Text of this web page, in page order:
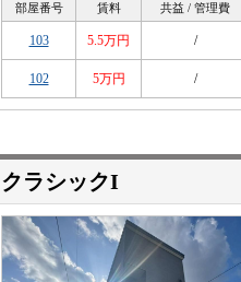
部屋番号 賃料 共益 / 管理費
103 5.5万円 /
102 5万円 /
クラシックI